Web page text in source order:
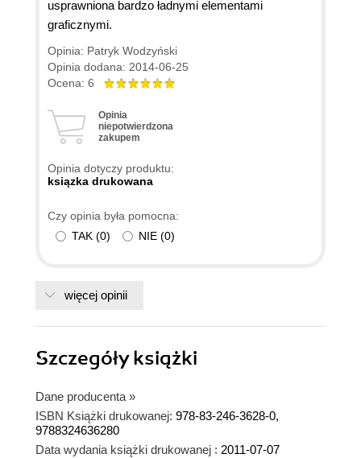
usprawniona bardzo ładnymi elementami
graficznymi.
Opinia: Patryk Wodzyński
Opinia dodana: 2014-06-25
Ocena: 6
Opinia
niepotwierdzona
zakupem
Opinia dotyczy produktu:
ksiązka drukowana
Czy opinia była pomocna:
TAK (0) NIE (0)
więcej opinii
Szczegółyksiążki
Dane producenta »
ISBN Książki drukowanej: 978-83-246-3628-0,
9788324636280
Data wydania książki drukowanej : 2011-07-07